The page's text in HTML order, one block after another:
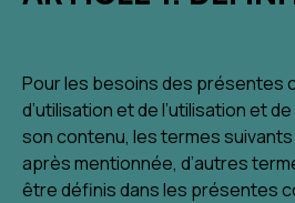
Pour les besoins des présentes
d’utilisation et de l’utilisation et
son contenu, les termes
après mentionnée, d’autres
être définis dans les présentes